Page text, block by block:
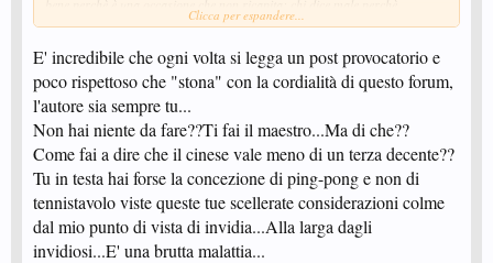
perchè perdono solo soldi e tempo senza concludere nulla.....Caserta è
anziano e non si tiene in piedi; Santoro dove si presenta con quella puntinata
gli fanno saltare i puntini ed il cinese non è un giocatore e vale meno di un
terza categoria decente..........NESSUNA SPERANZA!
Voi che ne pensate?
Al forum l'ardua sentenza........
Ciao
Clicca per espandere...
E' incredibile che ogni volta si legga un post provocatorio e
poco rispettoso che "stona" con la cordialità di questo forum,
l'autore sia sempre tu...
Non hai niente da fare??Ti fai il maestro...Ma di che??
Come fai a dire che il cinese vale meno di un terza decente??
Tu in testa hai forse la concezione di ping-pong e non di
tennistavolo viste queste tue scellerate considerazioni colme
dal mio punto di vista di invidia...Alla larga dagli
invidiosi...E' una brutta malattia...